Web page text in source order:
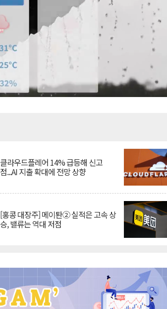
클라우드플레어 14% 급등해 신고
점...AI 지출 확대에 전망 상향
[홍콩 대장주] 메이퇀② 실적은 고속 상
승, 밸류는 역대 저점